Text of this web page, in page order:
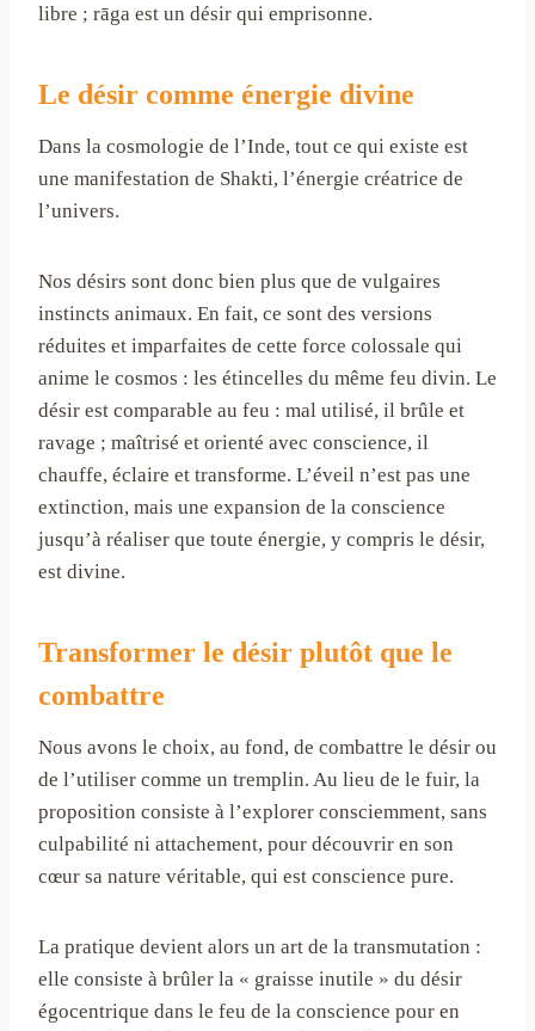
libre ; rāga est un désir qui emprisonne.
Le désir comme énergie divine
Dans la cosmologie de l’Inde, tout ce qui existe est
une manifestation de Shakti, l’énergie créatrice de
l’univers.
Nos désirs sont donc bien plus que de vulgaires
instincts animaux. En fait, ce sont des versions
réduites et imparfaites de cette force colossale qui
anime le cosmos : les étincelles du même feu divin. Le
désir est comparable au feu : mal utilisé, il brûle et
ravage ; maîtrisé et orienté avec conscience, il
chauffe, éclaire et transforme. L’éveil n’est pas une
extinction, mais une expansion de la conscience
jusqu’à réaliser que toute énergie, y compris le désir,
est divine.
Transformer le désir plutôt que le
combattre
Nous avons le choix, au fond, de combattre le désir ou
de l’utiliser comme un tremplin. Au lieu de le fuir, la
proposition consiste à l’explorer consciemment, sans
culpabilité ni attachement, pour découvrir en son
cœur sa nature véritable, qui est conscience pure.
La pratique devient alors un art de la transmutation :
elle consiste à brûler la « graisse inutile » du désir
égocentrique dans le feu de la conscience pour en